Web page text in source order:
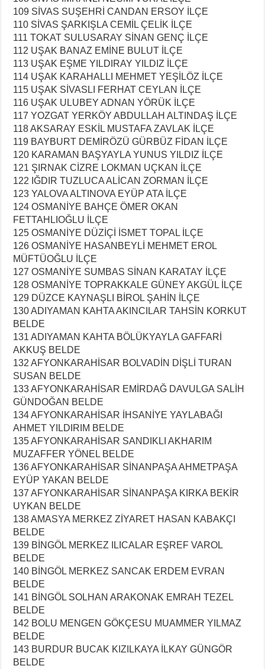
109 SİVAS SUŞEHRİ CANDAN ERSOY İLÇE
110 SİVAS ŞARKIŞLA CEMİL ÇELİK İLÇE
111 TOKAT SULUSARAY SİNAN GENÇ İLÇE
112 UŞAK BANAZ EMİNE BULUT İLÇE
113 UŞAK EŞME YILDIRAY YILDIZ İLÇE
114 UŞAK KARAHALLI MEHMET YEŞİLÖZ İLÇE
115 UŞAK SİVASLI FERHAT CEYLAN İLÇE
116 UŞAK ULUBEY ADNAN YÖRÜK İLÇE
117 YOZGAT YERKÖY ABDULLAH ALTINDAŞ İLÇE
118 AKSARAY ESKİL MUSTAFA ZAVLAK İLÇE
119 BAYBURT DEMİRÖZÜ GÜRBÜZ FİDAN İLÇE
120 KARAMAN BAŞYAYLA YUNUS YILDIZ İLÇE
121 ŞIRNAK CİZRE LOKMAN UÇKAN İLÇE
122 IĞDIR TUZLUCA ALİCAN ZORMAN İLÇE
123 YALOVA ALTINOVA EYÜP ATA İLÇE
124 OSMANİYE BAHÇE ÖMER OKAN
FETTAHLIOĞLU İLÇE
125 OSMANİYE DÜZİÇİ İSMET TOPAL İLÇE
126 OSMANİYE HASANBEYLİ MEHMET EROL
MÜFTÜOĞLU İLÇE
127 OSMANİYE SUMBAS SİNAN KARATAY İLÇE
128 OSMANİYE TOPRAKKALE GÜNEY AKGÜL İLÇE
129 DÜZCE KAYNAŞLI BİROL ŞAHİN İLÇE
130 ADIYAMAN KAHTA AKINCILAR TAHSİN KORKUT
BELDE
131 ADIYAMAN KAHTA BÖLÜKYAYLA GAFFARİ
AKKUŞ BELDE
132 AFYONKARAHİSAR BOLVADİN DİŞLİ TURAN
SUSAN BELDE
133 AFYONKARAHİSAR EMİRDAĞ DAVULGA SALİH
GÜNDOĞAN BELDE
134 AFYONKARAHİSAR İHSANİYE YAYLABAĞI
AHMET YILDIRIM BELDE
135 AFYONKARAHİSAR SANDIKLI AKHARIM
MUZAFFER YÖNEL BELDE
136 AFYONKARAHİSAR SİNANPAŞA AHMETPAŞA
EYÜP YAKAN BELDE
137 AFYONKARAHİSAR SİNANPAŞA KIRKA BEKİR
UYKAN BELDE
138 AMASYA MERKEZ ZİYARET HASAN KABAKÇI
BELDE
139 BİNGÖL MERKEZ ILICALAR EŞREF VAROL
BELDE
140 BİNGÖL MERKEZ SANCAK ERDEM EVRAN
BELDE
141 BİNGÖL SOLHAN ARAKONAK EMRAH TEZEL
BELDE
142 BOLU MENGEN GÖKÇESU MUAMMER YILMAZ
BELDE
143 BURDUR BUCAK KIZILKAYA İLKAY GÜNGÖR
BELDE